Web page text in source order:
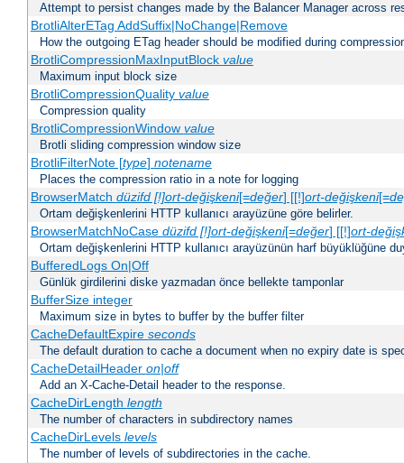
Attempt to persist changes made by the Balancer Manager across
BrotliAlterETag AddSuffix|NoChange|Remove
How the outgoing ETag header should be modified during
BrotliCompressionMaxInputBlock value
Maximum input block size
BrotliCompressionQuality value
Compression quality
BrotliCompressionWindow value
Brotli sliding compression window size
BrotliFilterNote [type] notename
Places the compression ratio in a note for logging
BrowserMatch düzifd [!]ort-değişkeni[=değer] [[!]ort-değişkeni[=
Ortam değişkenlerini HTTP kullanıcı arayüzüne göre belirler.
BrowserMatchNoCase düzifd [!]ort-değişkeni[=değer] [[!]ort-
Ortam değişkenlerini HTTP kullanıcı arayüzünün harf büyüklüğüne
BufferedLogs On|Off
Günlük girdilerini diske yazmadan önce bellekte tamponlar
BufferSize integer
Maximum size in bytes to buffer by the buffer filter
CacheDefaultExpire seconds
The default duration to cache a document when no expiry date is
CacheDetailHeader on|off
Add an X-Cache-Detail header to the response.
CacheDirLength length
The number of characters in subdirectory names
CacheDirLevels levels
The number of levels of subdirectories in the cache.